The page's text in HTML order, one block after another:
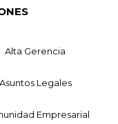
Alta Gerencia
Asuntos Legales
Empresarial